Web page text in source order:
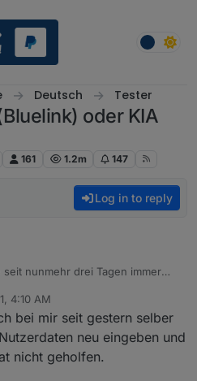
Deutsch Tester
oder KIA
161 1.2m 147
Log in to reply
seit nunmehr drei Tagen immer
keine Daten mehr aus.
hat nichts gebracht.
diesem Problem?
4:10 AM
bei mir seit gestern selber
neu eingeben und
nicht geholfen.